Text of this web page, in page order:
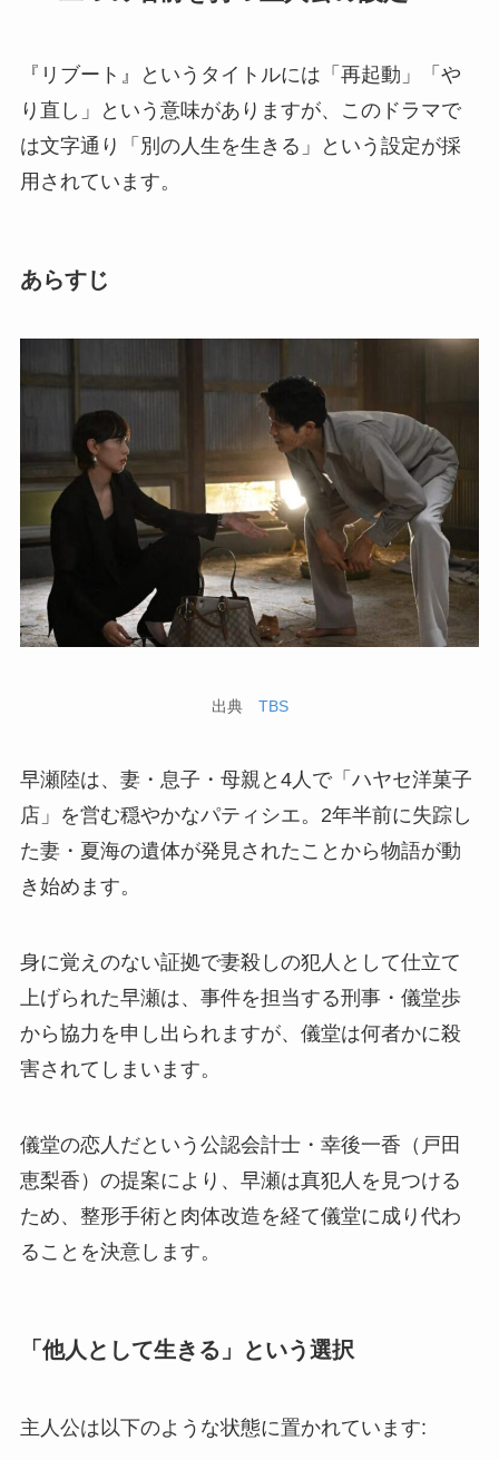
『リブート』というタイトルには「再起動」「や
り直し」という意味がありますが、このドラマで
は文字通り「別の人生を生きる」という設定が採
用されています。
あらすじ
出典 TBS
早瀬陸は、妻・息子・母親と4人で「ハヤセ洋菓子
店」を営む穏やかなパティシエ。2年半前に失踪し
た妻・夏海の遺体が発見されたことから物語が動
き始めます。
身に覚えのない証拠で妻殺しの犯人として仕立て
上げられた早瀬は、事件を担当する刑事・儀堂歩
から協力を申し出られますが、儀堂は何者かに殺
害されてしまいます。
儀堂の恋人だという公認会計士・幸後一香（戸田
恵梨香）の提案により、早瀬は真犯人を見つける
ため、整形手術と肉体改造を経て儀堂に成り代わ
ることを決意します。
「他人として生きる」という選択
主人公は以下のような状態に置かれています: